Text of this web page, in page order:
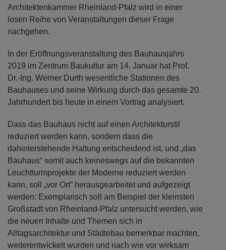
Architektenkammer Rheinland-Pfalz wird in einer
losen Reihe von Veranstaltungen dieser Frage
nachgehen.
In der Eröffnungsveranstaltung des Bauhausjahrs
2019 im Zentrum Baukultur am 14. Januar hat Prof.
Dr.-Ing. Werner Durth wesentliche Stationen des
Bauhauses und seine Wirkung durch das gesamte 20.
Jahrhundert bis heute in einem Vortrag analysiert.
Dass das Bauhaus nicht auf einen Architekturstil
reduziert werden kann, sondern dass die
dahinterstehende Haltung entscheidend ist, und „das
Bauhaus“ somit auch keineswegs auf die bekannten
Leuchtturmprojekte der Moderne reduziert werden
kann, soll „vor Ort“ herausgearbeitet und aufgezeigt
werden: Exemplarisch soll am Beispiel der kleinsten
Großstadt von Rheinland-Pfalz untersucht werden, wie
die neuen Inhalte und Themen sich in
Alltagsarchitektur und Städtebau bemerkbar machten,
weiterentwickelt wurden und nach wie vor wirksam